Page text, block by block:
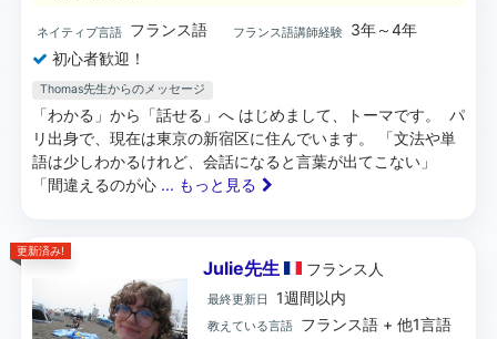
ネイティブ言語 フランス語 フランス語講師経験
3年～4年
初心者歓迎！
Thomas先生からのメッセージ
「わかる」から「話せる」へ はじめまして、トーマです。 パ
リ出身で、現在は東京の新宿区に住んでいます。 「文法や単
語は少しわかるけれど、会話になると言葉が出てこない」
「間違えるのが心 ... もっと見る
更新済み!
Julie先生 フランス 人
最終更新日 1週間以内
教えている言語 フランス語 + 他1言語